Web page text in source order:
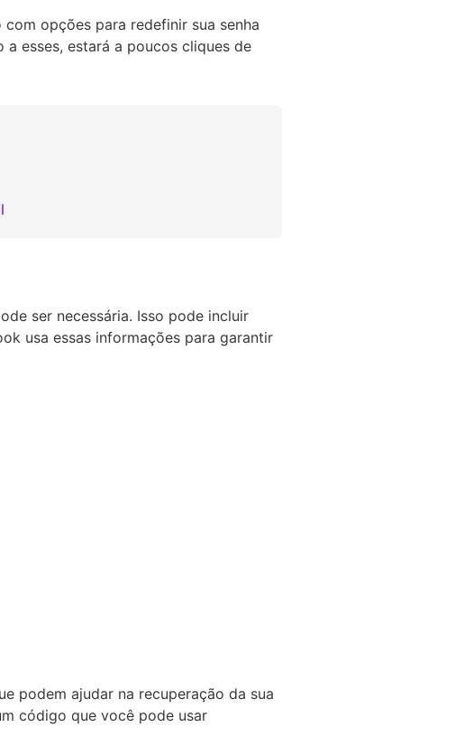
opções para redefinir sua senha
esses, estará a poucos cliques de
ser necessária. Isso pode incluir
usa essas informações para garantir
podem ajudar na recuperação da sua
código que você pode usar